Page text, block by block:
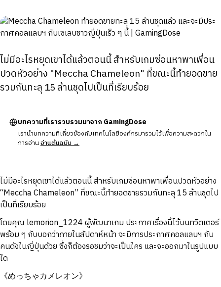
ไม่มีอะไรหยุดเขาได้แล้วตอนนี้ สำหรับเกมซ่อนหาพาเพื่อน
ปวดหัวอย่าง "Meccha Chameleon" ที่ขณะนี้ทำยอดขาย
รวมกันทะลุ 15 ล้านชุดไปเป็นที่เรียบร้อย
บทความที่เรารวบรวมมาจาก GamingDose
เรานำบทความที่เกี่ยวข้องกับเทคโนโลยีองค์กรมารวมไว้เพื่อความสะดวกใน
การอ่านอ่านต้นฉบับ →
ไม่มีอะไรหยุดเขาได้แล้วตอนนี้ สำหรับเกมซ่อนหาพาเพื่อนปวดหัวอย่าง
“Meccha Chameleon” ที่ขณะนี้ทำยอดขายรวมกันทะลุ 15 ล้านชุดไป
เป็นที่เรียบร้อย
โดยคุณ lemorion_1224 ผู้พัฒนาเกม ประกาศเรื่องนี้ไว้บนทวิตเตอร์
พร้อม ๆ กับบอกว่าภายในสัปดาห์หน้า จะมีการประกาศคอลแลบฯ กับ
คนดังในญี่ปุ่นด้วย ซึ่งก็ต้องรอชมว่าจะเป็นใคร และจะออกมาในรูปแบบ
ใด
《めっちゃカメレオン》